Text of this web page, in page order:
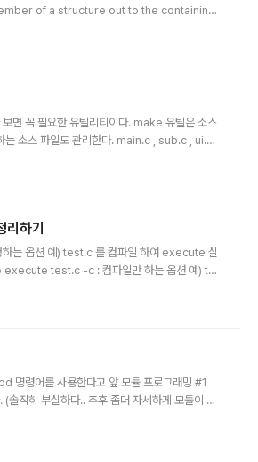
of a structure out to the containing
member. type the type of the container
. 예를 들어 다음과 같은 경우에 사용된다. struc
보면 꼭 필요한 유틸리티이다. make 유틸은 소스
는 소스 파일도 관리한다. main.c , sub.c , ui.c t
타이핑 하던지 쉘 스크립트로 구성해서 할 수 있
sub.o ui.o test.o main.o: main.c g
gcc ..
하기
는 옵션 예) test.c 를 컴파일 하여 execute 실
execute test.c -c : 컴파일만 하는 옵션 예) te
지정한다. 예) 위 소스에서 lib.h 파일이 /hom
test/lib 에 존재 시 $ gcc –o execute t
명령어를 사용한다고 앞 모듈 프로그래밍 #1
솔직히 부실하다.. 추후 좀더 자세하게 모듈이 커
당 모듈의 초기화 함수를 호출한다. 또한 rmmo